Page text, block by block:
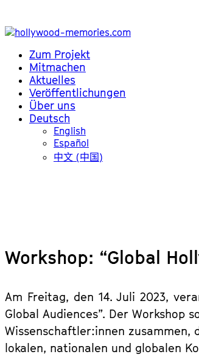
Zum Projekt
Mitmachen
Aktuelles
Veröffentlichungen
Über uns
Deutsch
English
Español
中文 (中国)
Workshop: “Global
Am Freitag, den 14. Juli 2023,
Global Audiences”. Der Workshop
Wissenschaftler:innen zusammen,
lokalen, nationalen und globalen